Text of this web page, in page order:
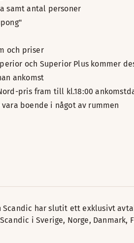
samt antal personer
och priser
och Superior Plus kommer
ankomst
pris fram till kl.18:00
boende i något av rummen
Scandic har slutit ett exklusivt
i Sverige, Norge, Danmark,